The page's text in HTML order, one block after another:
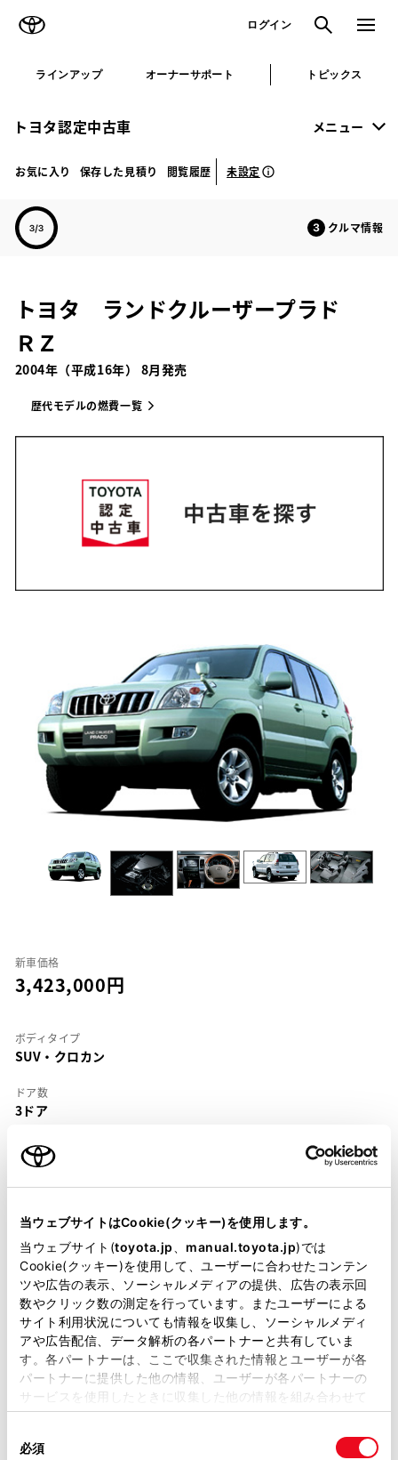
当ウェブサイトはCookie(クッキー)を使用します。
当ウェブサイト(toyota.jp manual.toyota.jp)では
Cookie(クッキー)を使用して、ユーザーに合わせたコンテン
ツや広告の表示、ソーシャルメディアの提供、広告の表示回
数やクリック数の測定を行っています。またユーザーによる
サイト利用状況についても情報を収集し、ソーシャルメディ
アや広告配信、データ解析の各パートナーと共有していま
す。各パートナーは、ここで収集された情報とユーザーが各
パートナーに提供した他の情報、ユーザーが各パートナーの
サービスを使用したときに収集した他の情報を組み合わせて
使用することがあります。当ウェブサイトの使用を続行する
必須
ログイン 検索 メニュ
ラインアップ オーナーサポート トピックス
トヨタ認定中古車 メニュー
お気に入り 保存した見積り 閲覧履歴 未設定
クルマ情報
トヨタ ランドクルーザープラド
ＲＺ
2004年（平成16年） 8月発売
歴代モデルの燃費一覧
新車価格
3,423,000
ボディタイプ
SUV・クロカン
ドア数
3ドア
乗車定員
5名
TA-VZJ125W
全長 ×全幅 × 全高
4340×1875×1870mm
ホイールベース ※1
2455mm
トレッド前／後
1575/1575mm